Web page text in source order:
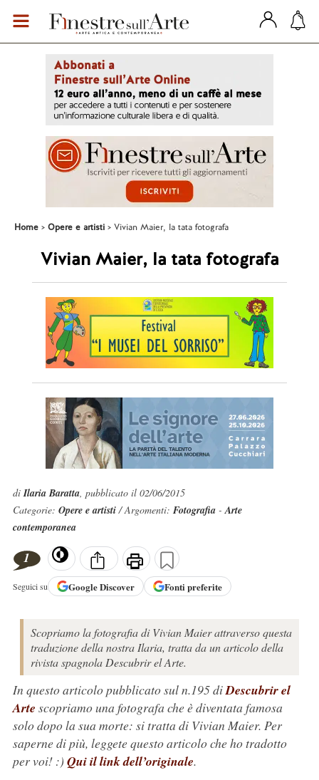
Home Opere e artisti Vivian Maier, la tata fotografa
Vivian Maier, la tata fotografa
diIlaria Baratta, pubblicato il 02/06/2015
Categorie: Opere e artisti/ Argomenti: Fotografia-Arte
contemporanea
1
Seguici su GoogleDiscover Fonti preferite
Scopriamo la fotografia di Vivian Maier attraverso questa
traduzione della nostra Ilaria, tratta da un articolo della
rivista spagnola Descubrir el Arte.
In questo articolo pubblicato sul n.195 diDescubrir el
Arte scopriamo una fotografa che è diventata famosa
solo dopo la sua morte: si tratta di Vivian Maier. Per
saperne di più, leggete questo articolo che ho tradotto
per voi! :) Qui il link dell’originale.